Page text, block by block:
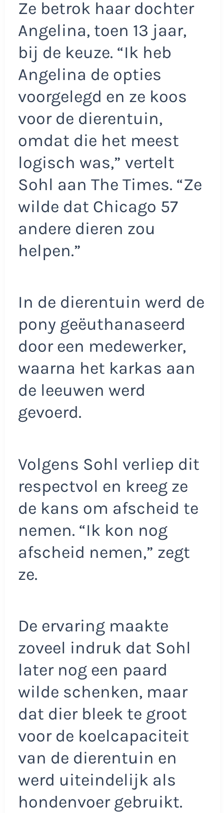
Ze betrok haar dochter
Angelina, toen 13 jaar,
bij de keuze. “Ik heb
Angelina de opties
voorgelegd en ze koos
voor de dierentuin,
omdat die het meest
logisch was,” vertelt
Sohl aan The Times. “Ze
wilde dat Chicago 57
andere dieren zou
helpen.”
In de dierentuin werd de
pony geëuthanaseerd
door een medewerker,
waarna het karkas aan
de leeuwen werd
gevoerd.
Volgens Sohl verliep dit
respectvol en kreeg ze
de kans om afscheid te
nemen. “Ik kon nog
afscheid nemen,” zegt
ze.
De ervaring maakte
zoveel indruk dat Sohl
later nog een paard
wilde schenken, maar
dat dier bleek te groot
voor de koelcapaciteit
van de dierentuin en
werd uiteindelijk als
hondenvoer gebruikt.